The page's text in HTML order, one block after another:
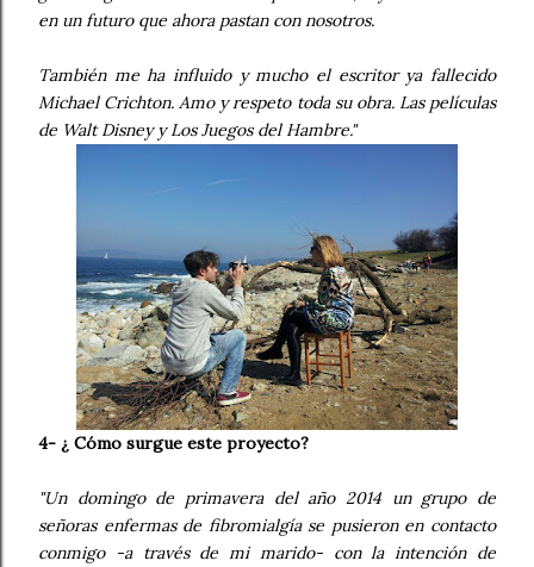
en un futuro que ahora pastan con nosotros.
También me ha influido y mucho el escritor ya fallecido
Michael Crichton. Amo y respeto toda su obra. Las películas
de Walt Disney y Los Juegos del Hambre."
4- ¿ Cómo surgue este proyecto?
"Un domingo de primavera del año 2014 un grupo de
señoras enfermas de fibromialgía se pusieron en contacto
conmigo -a través de mi marido- con la intención de